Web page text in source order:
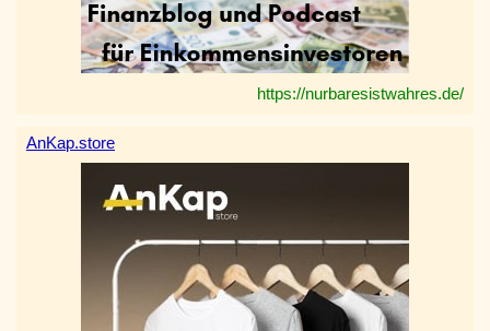
https://nurbaresistwahres.de/
AnKap.store